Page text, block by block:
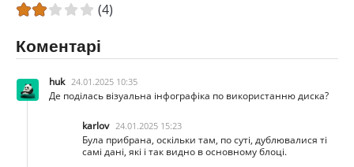
(4)
Коментарі
huk 24.01.2025 10:35
Де поділась візуальна інфографіка по використанню диска?
karlov 24.01.2025 15:23
Була прибрана, оскільки там, по суті, дублювалися ті
самі дані, які і так видно в основному блоці.